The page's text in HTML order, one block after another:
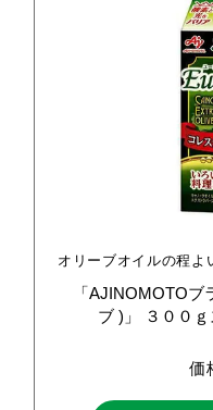
オリーブオイルの程よ
「AJINOMOTOブ
ブ )」 ３００
価